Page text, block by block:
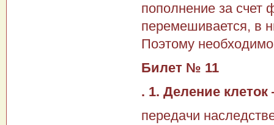
пополнение за счет
перемешивается, в
Поэтому
Билет № 11
. 1. Деление
передачи